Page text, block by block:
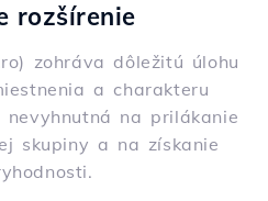
rozšírenie
zohráva dôležitú úlohu
a charakteru
na prilákanie
skupiny a na získanie